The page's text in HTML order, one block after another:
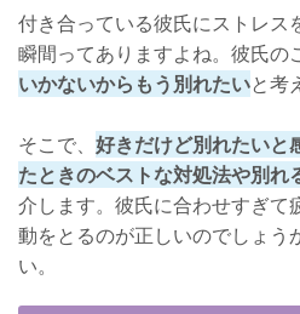
付き合っている彼氏にストレス
瞬間ってありますよね。彼氏の
いかないからもう別れたいと考
そこで、 好きだけど別れたいと
たときのベストな対処法や別れ
介します。彼氏に合わせすぎて
動をとるのが正しいのでしょう
い。